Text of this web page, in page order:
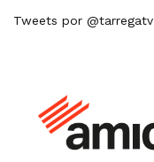
Tweets por @tarregatv